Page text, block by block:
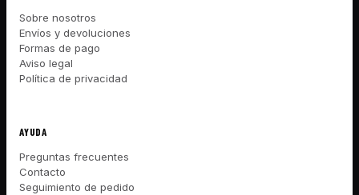
Sobre nosotros
Envíos y devoluciones
Formas de pago
Aviso legal
Política de privacidad
AYUDA
Preguntas frecuentes
Contacto
Seguimiento de pedido